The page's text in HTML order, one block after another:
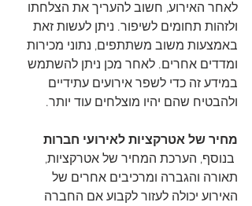
לאחר האירוע, חשוב להעריך את הצלחתו
ולזהות תחומים לשיפור. ניתן לעשות זאת
באמצעות משוב משתתפים, נתוני מכירות
ומדדים אחרים. לאחר מכן ניתן להשתמש
במידע זה כדי לשפר אירועים עתידיים
ולהבטיח שהם יהיו מוצלחים עוד יותר.
מחיר של אטרקציות לאירועי חברות
בנוסף, הערכת המחיר של אטרקציות,
תאורה והגברה ומרכיבים אחרים של
האירוע יכולה לעזור לקבוע אם החברה